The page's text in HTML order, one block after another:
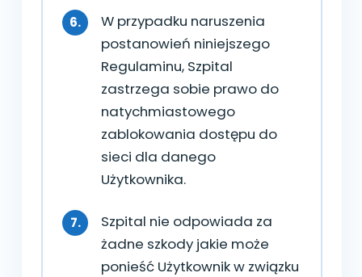
W przypadku naruszenia
postanowień niniejszego
Regulaminu, Szpital
zastrzega sobie prawo do
natychmiastowego
zablokowania dostępu do
sieci dla danego
Użytkownika.
Szpital nie odpowiada za
żadne szkody jakie może
ponieść Użytkownik w związku